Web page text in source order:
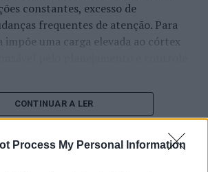
Process My Personal Information
constantes, excesso de
frequentes de atenção. Para
impõe uma carga elevada ao córtex
que plataformas digitais também
o sistema de recompensa do
a fadiga mental, a dificuldade de
a procrastinação. Na sua visão,
CONTINUAR A LER